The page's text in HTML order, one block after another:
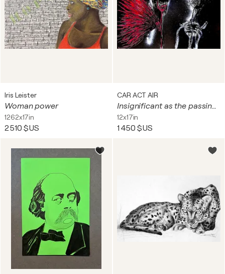
Iris Leister
Woman power
1262x17in
2 510 $US
CAR ACT AIR
Insignificant as the passing of time
12x17in
1 450 $US